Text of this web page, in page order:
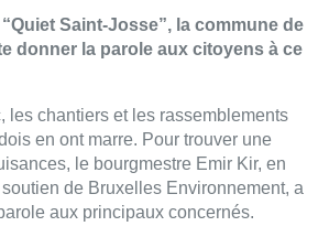
Saint-Josse”, la commune de
donner la parole aux citoyens à ce
les chantiers et les rassemblements
en ont marre. Pour trouver une
le bourgmestre Emir Kir, en
de Bruxelles Environnement, a
aux principaux concernés.